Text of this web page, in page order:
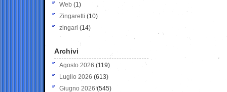
Web (1)
Zingaretti (10)
zingari (14)
Archivi
Agosto 2026 (119)
Luglio 2026 (613)
Giugno 2026 (545)